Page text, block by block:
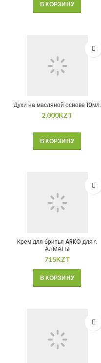
В КОРЗИНУ
Духи на масляной основе 10мл.
2,000KZT
В КОРЗИНУ
Крем для бритья ARKO для г.
АЛМАТЫ
715KZT
В КОРЗИНУ